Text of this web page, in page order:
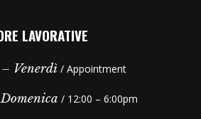
LAVORATIVE
Venerdì / Appointment
/ 12:00 – 6:00pm